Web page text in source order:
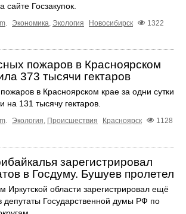
сайте Госзакупок.
Экономика Экология Новосибирск
1322
пожаров в Красноярском
373 тысячи гектаров
в Красноярском крае за одни сутки
на 131 тысячу гектаров.
Экология Происшествия Красноярск
1128
зарегистрировал
в Госдуму. Бушуев пролетел
Иркутской области зарегистрировал ещё
депутаты Государственной думы РФ по